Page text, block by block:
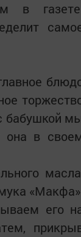
в
бабушкой
она в
его